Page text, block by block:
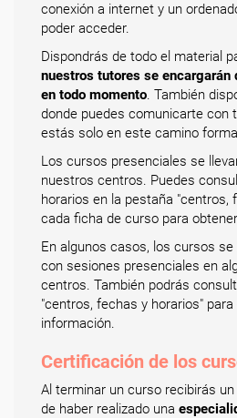
conexión a internet y un
poder acceder.
Dispondrás de todo el material
nuestros tutores se encargarán
en todo momento. También
donde puedes comunicarte con
estás solo en este camino
Los cursos presenciales se
nuestros centros. Puedes
horarios en la pestaña "centros,
cada ficha de curso para
En algunos casos, los cursos se
con sesiones presenciales en
centros. También podrás
"centros, fechas y horarios"
información.
Certificación de los
Al terminar un curso recibirás
de haber realizado una